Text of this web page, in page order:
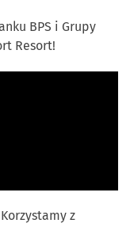
BPS i Grupy
Resort!
z